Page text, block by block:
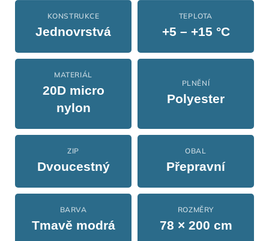
KONSTRUKCE
Jednovrstvá
TEPLOTA
+5 – +15 °C
MATERIÁL
20D micro
nylon
PLNĚNÍ
Polyester
ZIP
Dvoucestný
OBAL
Přepravní
BARVA
Tmavě modrá
ROZMĚRY
78 × 200 cm